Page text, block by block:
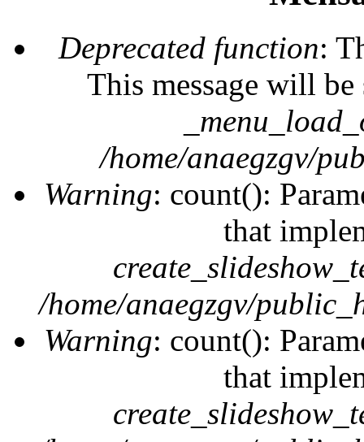
Deprecated function:
This message will
/home/anaegzgv/
Warning: count():
that
/home/anaegzgv/
Warning: count():
that